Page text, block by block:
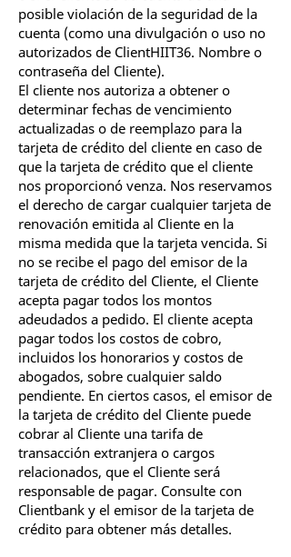
posible violación de la seguridad de la
cuenta (como una divulgación o uso no
autorizados de ClientHIIT36. Nombre o
contraseña del Cliente).
El cliente nos autoriza a obtener o
determinar fechas de vencimiento
actualizadas o de reemplazo para la
tarjeta de crédito del cliente en caso de
que la tarjeta de crédito que el cliente
nos proporcionó venza. Nos reservamos
el derecho de cargar cualquier tarjeta de
renovación emitida al Cliente en la
misma medida que la tarjeta vencida. Si
no se recibe el pago del emisor de la
tarjeta de crédito del Cliente, el Cliente
acepta pagar todos los montos
adeudados a pedido. El cliente acepta
pagar todos los costos de cobro,
incluidos los honorarios y costos de
abogados, sobre cualquier saldo
pendiente. En ciertos casos, el emisor de
la tarjeta de crédito del Cliente puede
cobrar al Cliente una tarifa de
transacción extranjera o cargos
relacionados, que el Cliente será
responsable de pagar. Consulte con
Clientbank y el emisor de la tarjeta de
crédito para obtener más detalles.